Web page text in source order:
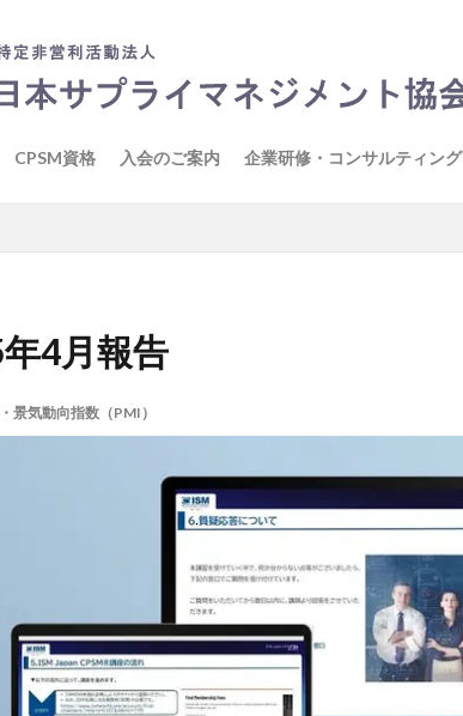
CPSM資格 入会のご案内 企業研修・コンサルティング
4月報告
景気動向指数（PMI）